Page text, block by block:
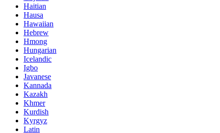
Haitian
Hausa
Hawaiian
Hebrew
Hmong
Hungarian
Icelandic
Igbo
Javanese
Kannada
Kazakh
Khmer
Kurdish
Kyrgyz
Latin